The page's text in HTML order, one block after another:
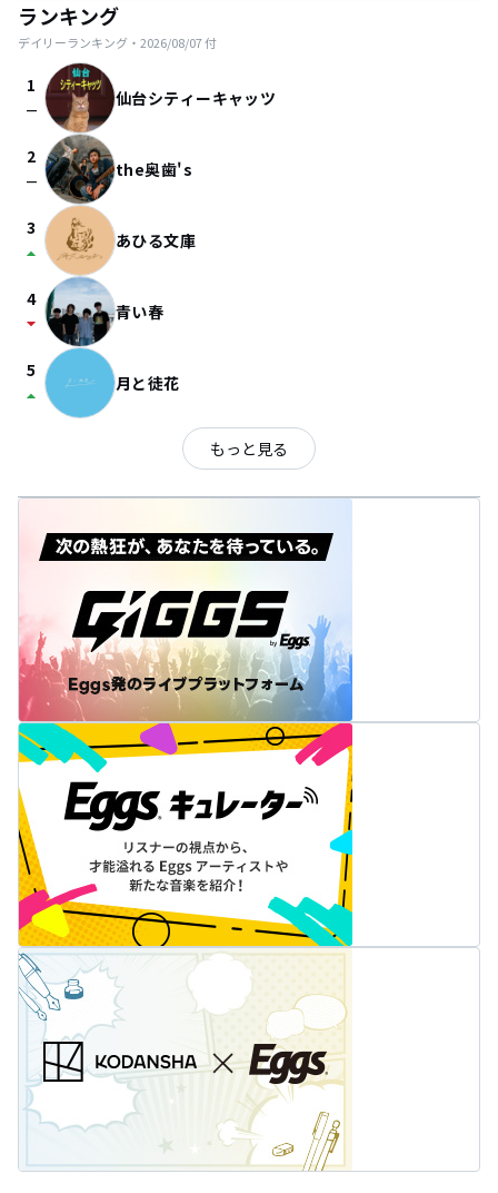
ランキング
デイリーランキング・ 2026/08/07付
1
check_indeterminate_small 仙台シティーキャッツ
2
check_indeterminate_small the奥歯's
3
arrow_drop_up あひる文庫
4
arrow_drop_down 青い春
5
arrow_drop_up 月と徒花
もっと見る